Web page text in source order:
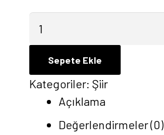
Aleyna
Ayvacık
adet
Sepete Ekle
Kategoriler: Şiir
Açıklama
Değerlendirmeler (0)